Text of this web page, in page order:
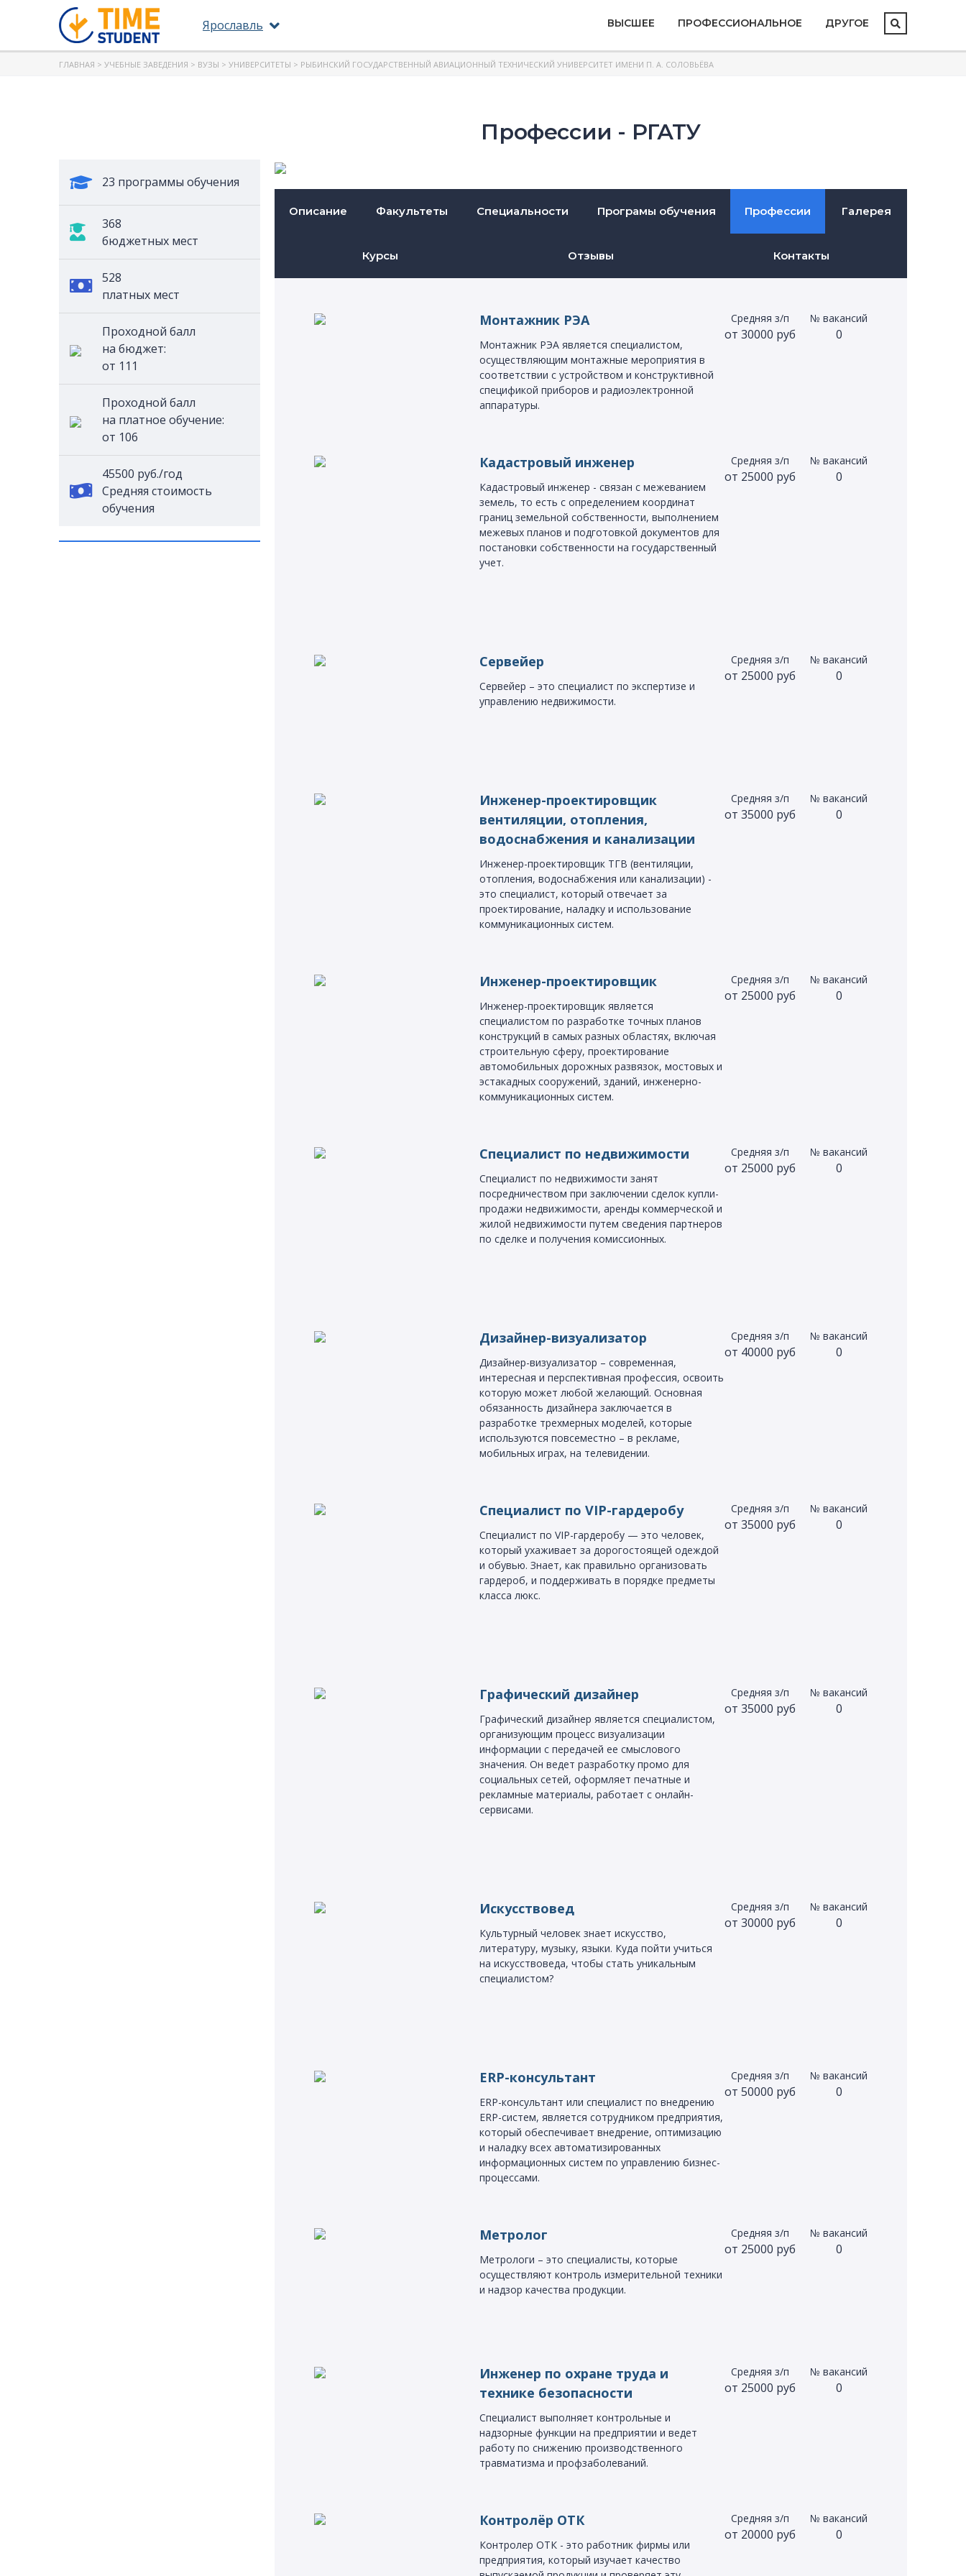
Ярославль ВЫСШЕЕ ПРОФЕССИОНАЛЬНОЕ ДРУГОЕ
ГЛАВНАЯ > УЧЕБНЫЕ ЗАВЕДЕНИЯ > ВУЗЫ > УНИВЕРСИТЕТЫ > РЫБИНСКИЙ ГОСУДАРСТВЕННЫЙ АВИАЦИОННЫЙ ТЕХНИЧЕСКИЙ УНИВЕРСИТЕТ ИМЕНИ П. А. СОЛОВЬЁВА
Профессии - РГАТУ
23 программы обучения
368
бюджетных мест
528
платных мест
Проходной балл
на бюджет:
от 111
Проходной балл
на платное обучение:
от 106
45500 руб./год
Средняя стоимость
обучения
Описание Факультеты Специальности Програмы обучения Профессии Галерея
Курсы Отзывы Контакты
Монтажник РЭА
Монтажник РЭА является специалистом,
осуществляющим монтажные мероприятия в
соответствии с устройством и конструктивной
спецификой приборов и радиоэлектронной
аппаратуры.
Средняя з/п
от 30000 руб
№ вакансий
0
Кадастровый инженер
Кадастровый инженер - связан с межеванием
земель, то есть с определением координат
границ земельной собственности, выполнением
межевых планов и подготовкой документов для
постановки собственности на государственный
учет.
Средняя з/п
от 25000 руб
№ вакансий
0
Сервейер
Сервейер – это специалист по экспертизе и
управлению недвижимости.
Средняя з/п
от 25000 руб
№ вакансий
0
Инженер-проектировщик
вентиляции, отопления,
водоснабжения и канализации
Инженер-проектировщик ТГВ (вентиляции,
отопления, водоснабжения или канализации) -
это специалист, который отвечает за
проектирование, наладку и использование
коммуникационных систем.
Средняя з/п
от 35000 руб
№ вакансий
0
Инженер-проектировщик
Инженер-проектировщик является
специалистом по разработке точных планов
конструкций в самых разных областях, включая
строительную сферу, проектирование
автомобильных дорожных развязок, мостовых и
эстакадных сооружений, зданий, инженерно-
коммуникационных систем.
Средняя з/п
от 25000 руб
№ вакансий
0
Специалист по недвижимости
Специалист по недвижимости занят
посредничеством при заключении сделок купли-
продажи недвижимости, аренды коммерческой и
жилой недвижимости путем сведения партнеров
по сделке и получения комиссионных.
Средняя з/п
от 25000 руб
№ вакансий
0
Дизайнер-визуализатор
Дизайнер-визуализатор – современная,
интересная и перспективная профессия, освоить
которую может любой желающий. Основная
обязанность дизайнера заключается в
разработке трехмерных моделей, которые
используются повсеместно – в рекламе,
мобильных играх, на телевидении.
Средняя з/п
от 40000 руб
№ вакансий
0
Специалист по VIP-гардеробу
Специалист по VIP-гардеробу — это человек,
который ухаживает за дорогостоящей одеждой
и обувью. Знает, как правильно организовать
гардероб, и поддерживать в порядке предметы
класса люкс.
Средняя з/п
от 35000 руб
№ вакансий
0
Графический дизайнер
Графический дизайнер является специалистом,
организующим процесс визуализации
информации с передачей ее смыслового
значения. Он ведет разработку промо для
социальных сетей, оформляет печатные и
рекламные материалы, работает с онлайн-
сервисами.
Средняя з/п
от 35000 руб
№ вакансий
0
Искусствовед
Культурный человек знает искусство,
литературу, музыку, языки. Куда пойти учиться
на искусствоведа, чтобы стать уникальным
специалистом?
Средняя з/п
от 30000 руб
№ вакансий
0
ERP-консультант
ERP-консультант или специалист по внедрению
ERP-систем, является сотрудником предприятия,
который обеспечивает внедрение, оптимизацию
и наладку всех автоматизированных
информационных систем по управлению бизнес-
процессами.
Средняя з/п
от 50000 руб
№ вакансий
0
Метролог
Метрологи – это специалисты, которые
осуществляют контроль измерительной техники
и надзор качества продукции.
Средняя з/п
от 25000 руб
№ вакансий
0
Инженер по охране труда и
технике безопасности
Специалист выполняет контрольные и
надзорные функции на предприятии и ведет
работу по снижению производственного
травматизма и профзаболеваний.
Средняя з/п
от 25000 руб
№ вакансий
0
Контролёр ОТК
Контролер ОТК - это работник фирмы или
предприятия, который изучает качество
Средняя з/п
от 20000 руб
№ вакансий
0